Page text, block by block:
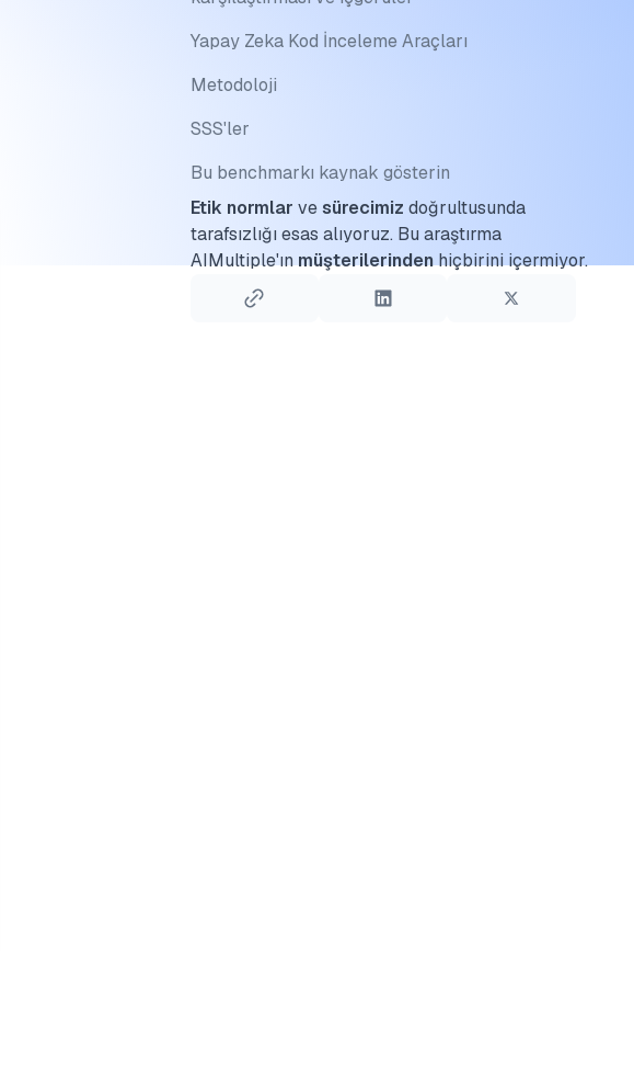
Yapay Zeka Kod İnceleme Araçları
Metodoloji
SSS'ler
Bu benchmarkı kaynak gösterin
Etik normlar vesürecimiz doğrultusunda
tarafsızlığı esas alıyoruz. Bu araştırma
AIMultiple'ınmüşterilerindenhiçbirini içermiyor.